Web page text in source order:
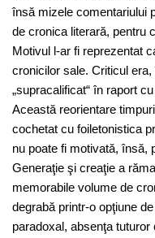
însă mizele comentariului
de cronica literară, pentru
Motivul l-ar fi reprezentat
cronicilor sale. Criticul
„supracalificat“ în raport
Această reorientare
cochetat cu foiletonistica
nu poate fi motivată, însă,
Generaţie şi creaţie a
memorabile volume de
degrabă printr-o opţiune
paradoxal, absenţa